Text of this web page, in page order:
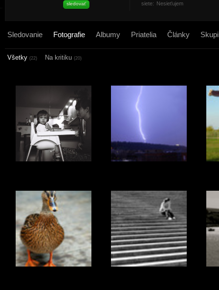
sledovať siete: Nesieťujem
Sledovanie Fotografie Albumy Priatelia Články
Všetky (22) Na kritiku (20)